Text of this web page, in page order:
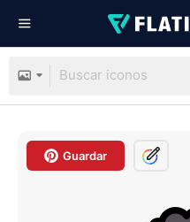
Guardar